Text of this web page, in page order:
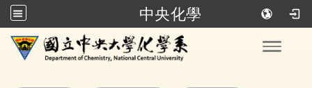
中央化學
跳到主要內容